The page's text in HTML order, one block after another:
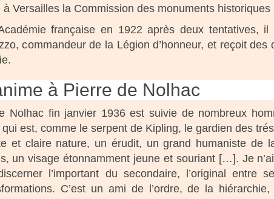
Versailles la Commission des monuments historiques
française en 1922 après deux tentatives,
commandeur de la Légion d’honneur, et reçoit
à Pierre de Nolhac
Nolhac fin janvier 1936 est suivie de nombreux
est, comme le serpent de Kipling, le gardien des
et claire nature, un érudit, un grand humaniste de
un visage étonnamment jeune et souriant […]. Je
l’important du secondaire, l’original entre
C’est un ami de l’ordre, de la